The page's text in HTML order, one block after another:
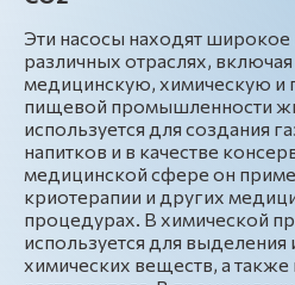
Эти насосы находят широкое
различных отраслях,
медицинскую, химическую
пищевой промышленности
используется для создания
напитков и в качестве
медицинской сфере он
криотерапии и других
процедурах. В химической
используется для выделения
химических веществ, а также